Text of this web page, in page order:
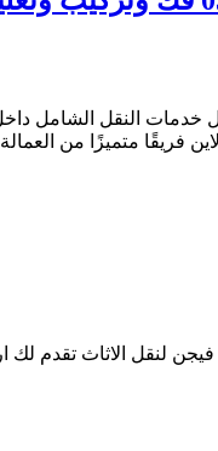
النقل الشامل
فريقًا متميزًا من
لنقل الاثاث تقدم